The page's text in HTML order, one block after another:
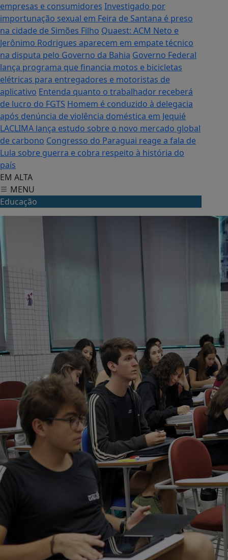
empresas e consumidores Investigado por
importunação sexual em Feira de Santana é preso
na cidade de Simões Filho Quaest: ACM Neto e
Jerônimo Rodrigues aparecem em empate técnico
na disputa pelo Governo da Bahia Governo Federal
lança programa que financia motos e bicicletas
elétricas para entregadores e motoristas de
aplicativo Entenda quanto o trabalhador receberá
de lucro do FGTS Homem é conduzido à delegacia
após denúncia de violência doméstica em Jequié
LACLIMA lança estudo sobre o novo mercado global
de carbono Congresso do Paraguai reage a fala de
Lula sobre guerra e cobra respeito à história do
país
EM ALTA
MENU
Educação